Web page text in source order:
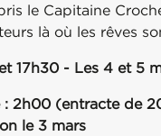
le Capitaine
là où les rêves
17h30 - Les 4 et 5
: 2h00 (entracte de
le 3 mars